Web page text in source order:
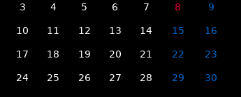
3 4 5 6 7 8 9
10 11 12 13 14 15 16
17 18 19 20 21 22 23
24 25 26 27 28 29 30